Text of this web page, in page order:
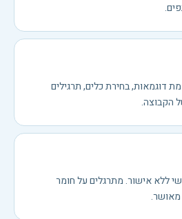
דוגמאות, בחירת כלים, תרגילים
הקבוצה.
ללא אישור. מתרגלים על חומר
מאושר.